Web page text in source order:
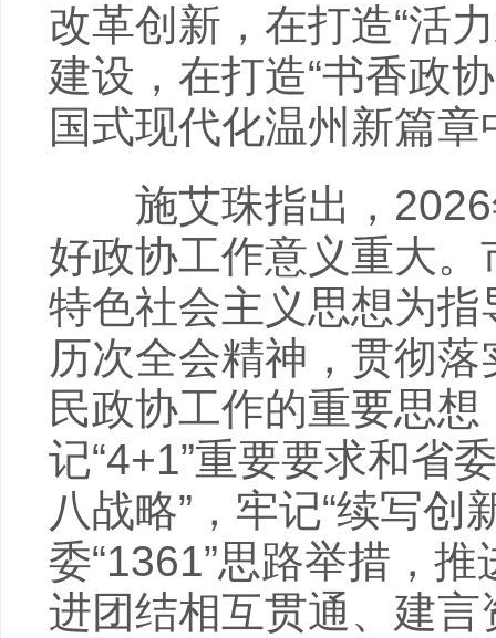
改革创新，在打造“活
建设，在打造“书香政
国式现代化温州新篇
施艾珠指出，2026
好政协工作意义重大
特色社会主义思想为
历次全会精神，贯彻
民政协工作的重要思
记“4+1”重要要求和省
八战略”，牢记“续写创
委“1361”思路举措，
进团结相互贯通、建